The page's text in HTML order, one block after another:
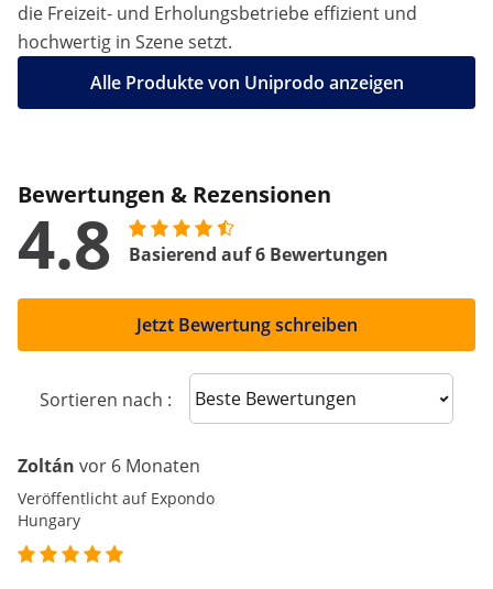
die Freizeit- und Erholungsbetriebe effizient und
hochwertig in Szene setzt.
Alle Produkte von Uniprodo anzeigen
Bewertungen & Rezensionen
4.8 Basierend auf 6 Bewertungen
Jetzt Bewertung schreiben
Sortieren nach : Sort reviews
Zoltán vor 6 Monaten
Veröffentlicht auf Expondo
Hungary